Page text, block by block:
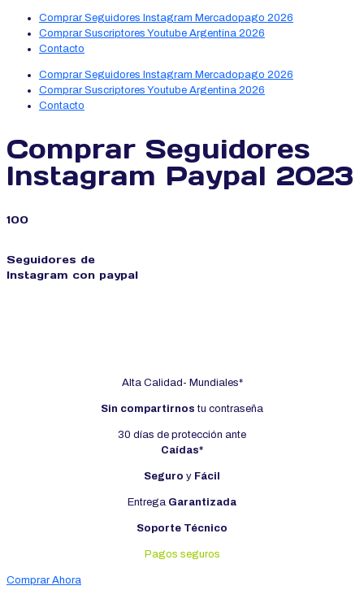
Comprar Seguidores Instagram Mercadopago 2026
Comprar Suscriptores Youtube Argentina 2026
Contacto
Comprar Seguidores Instagram Mercadopago 2026
Comprar Suscriptores Youtube Argentina 2026
Contacto
Comprar Seguidores
Instagram Paypal 2023
100
Seguidores de
Instagram con paypal
Alta Calidad- Mundiales*
Sin compartirnos tu contraseña
30 días de protección ante
Caídas*
Seguro y Fácil
Entrega Garantizada
Soporte Técnico
Pagos seguros
Comprar Ahora